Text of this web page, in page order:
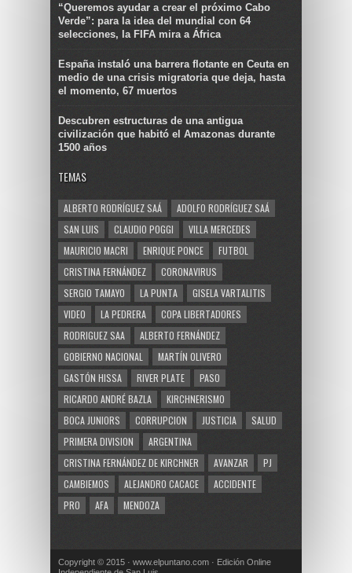
“Queremos ayudar a crear el próximo Cabo
Verde”: para la idea del mundial con 64
selecciones, la FIFA mira a África
España instaló una barrera flotante en Ceuta en
medio de una crisis migratoria que deja, hasta
el momento, 67 muertos
Descubren estructuras de una antigua
civilización que habitó el Amazonas durante
1500 años
TEMAS
ALBERTO RODRÍGUEZ SAÁ
ADOLFO RODRÍGUEZ SAÁ
SAN LUIS
CLAUDIO POGGI
VILLA MERCEDES
MAURICIO MACRI
ENRIQUE PONCE
FUTBOL
CRISTINA FERNÁNDEZ
CORONAVIRUS
SERGIO TAMAYO
LA PUNTA
GISELA VARTALITIS
VIDEO
LA PEDRERA
COPA LIBERTADORES
RODRIGUEZ SAA
ALBERTO FERNÁNDEZ
GOBIERNO NACIONAL
MARTÍN OLIVERO
GASTÓN HISSA
RIVER PLATE
PASO
RICARDO ANDRÉ BAZLA
KIRCHNERISMO
BOCA JUNIORS
CORRUPCION JUSTICIA
SALUD
PRIMERA DIVISION
ARGENTINA
CRISTINA FERNÁNDEZ DE KIRCHNER
AVANZAR
PJ
CAMBIEMOS
ALEJANDRO CACACE
ACCIDENTE
PRO
AFA MENDOZA
Copyright © 2015 · www.elpuntano.com · Edición Online